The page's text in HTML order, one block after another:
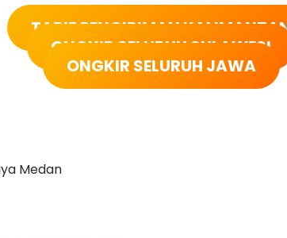
TARIF PENGIRIMAN
ONGKIR SELURUH SULAWESI
ONGKIR SELURUH JAWA
Medan